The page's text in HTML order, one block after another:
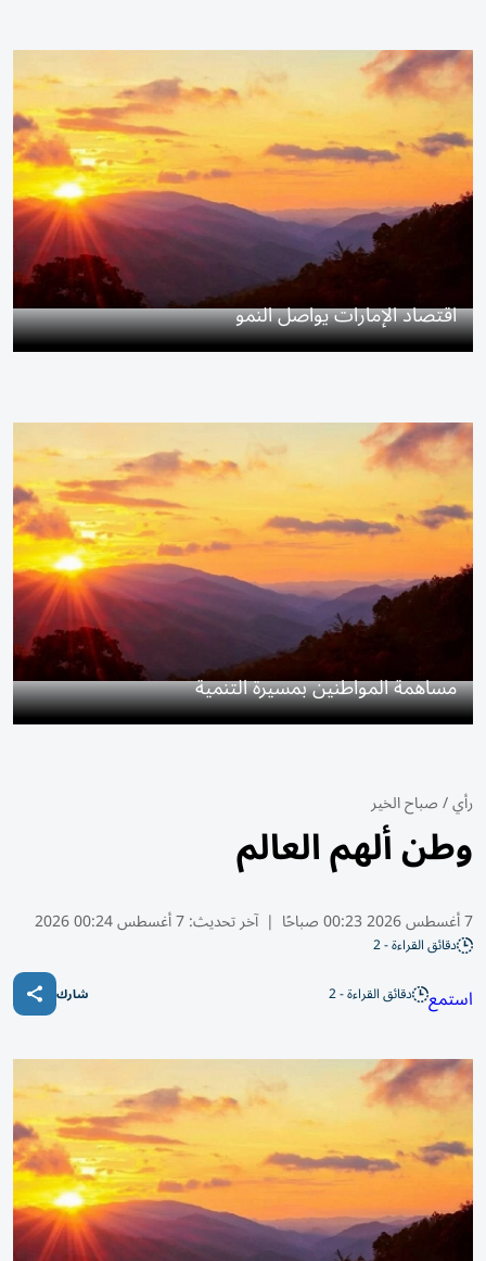
اقتصاد الإمارات يواصل النمو
مساهمة المواطنين بمسيرة التنمية
رأي/صباح الخير
وطن ألهم العالم
7 أغسطس 2026 00:23 صباحًا | آخر تحديث:7 أغسطس 00:24 2026
دقائق القراءة - 2
استمع دقائق القراءة - 2 شارك